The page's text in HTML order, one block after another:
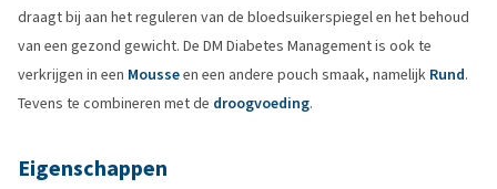
draagt bij aan het reguleren van de bloedsuikerspiegel en het behoud
van een gezond gewicht. De DM Diabetes Management is ook te
verkrijgen in een Mousseen een andere pouch smaak, namelijk Rund.
Tevens te combineren met de droogvoeding.
Eigenschappen